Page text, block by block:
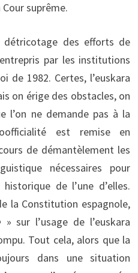
suprême.
détricotage des efforts de
par les institutions
de 1982. Certes, l’euskara
on érige des obstacles, on
l’on ne demande pas à la
est remise en
de démantèlement les
nécessaires pour
de l’une d’elles.
la Constitution espagnole,
» sur l’usage de l’euskara
Tout cela, alors que la
dans une situation